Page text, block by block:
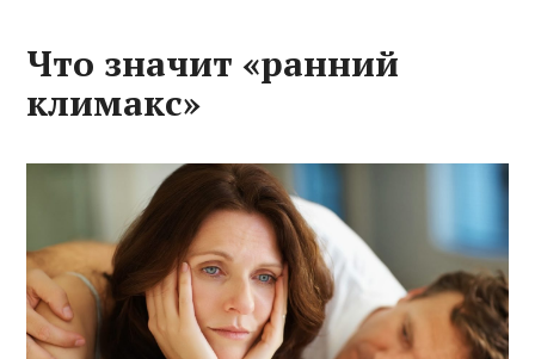
Что значит «ранний
климакс»